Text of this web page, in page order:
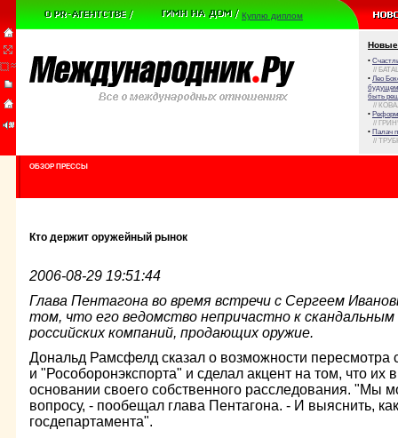
Куплю диплом
Новые
•
//
• Лео
будущем
быть
//
•
//
• Палач
//
ОБЗОР ПРЕССЫ
Кто держит оружейный рынок
2006-08-29 19:51:44
Глава Пентагона во время встречи с Сергеем
том, что его ведомство непричастно к
российских компаний, продающих оружие.
Дональд Рамсфелд сказал о возможности пересмотра
и "Рособоронэкспорта" и сделал акцент на том, что их
основании своего собственного расследования. "Мы
вопросу, - пообещал глава Пентагона. - И выяснить,
госдепартамента".